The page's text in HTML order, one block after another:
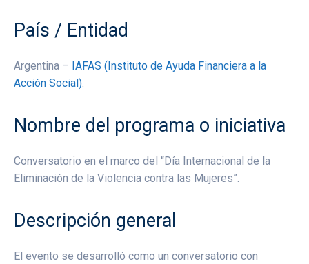
País / Entidad
Argentina – IAFAS (Instituto de Ayuda Financiera a la
Acción Social).
Nombre del programa o iniciativa
Conversatorio en el marco del “Día Internacional de la
Eliminación de la Violencia contra las Mujeres”.
Descripción general
El evento se desarrolló como un conversatorio con